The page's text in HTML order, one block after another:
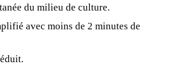
du milieu de culture.
avec moins de 2 minutes de